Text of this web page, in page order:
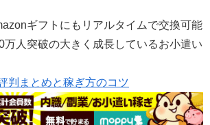
ギフトにもリアルタイムで交換可能
万人突破の大きく成長しているお小遣い
判まとめと稼ぎ方のコツ